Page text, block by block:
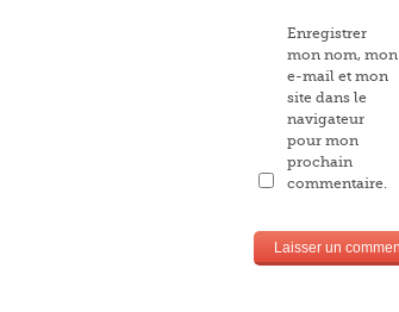
Enregistrer
mon nom, mon
e-mail et mon
site dans le
navigateur
pour mon
prochain
commentaire.